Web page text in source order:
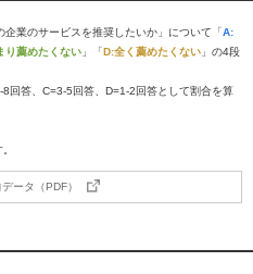
業のサービスを推奨したいか」について「A:
り薦めたくない 」「D:全く薦めたくない 」の4段
答、C=3-5回答、D=1-2回答として割合を算
ータ（PDF）